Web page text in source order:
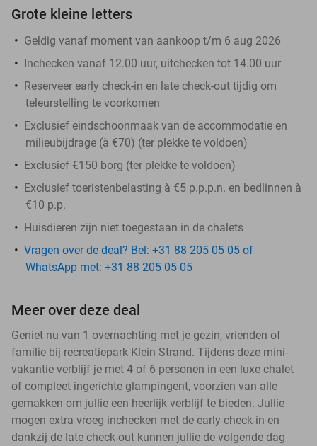
Grote kleine letters
Geldig vanaf moment van aankoop t/m 6 aug 2026
Inchecken vanaf 12.00 uur, uitchecken tot 14.00 uur
Reserveer early check-in en late check-out tijdig om
teleurstelling te voorkomen​
Exclusief eindschoonmaak van de accommodatie en
milieubijdrage (à €70) (ter plekke te voldoen)
Exclusief €150 borg (ter plekke te voldoen)
Exclusief toeristenbelasting à €5 p.p.p.n. en bedlinnen à
€10 p.p.
Huisdieren zijn niet toegestaan in de chalets
Vragen over de deal? Bel: +31 88 205 05 05 of
WhatsApp met: +31 88 205 05 05
Meer over deze deal
Geniet nu van 1 overnachting met je gezin, vrienden of
familie bij recreatiepark Klein Strand. Tijdens deze mini-
vakantie verblijf je met 4 of 6 personen in een luxe chalet
of compleet ingerichte glampingent, voorzien van alle
gemakken om jullie een heerlijk verblijf te bieden. Jullie
mogen extra vroeg inchecken met de early check-in en
dankzij de late check-out kunnen jullie de volgende dag